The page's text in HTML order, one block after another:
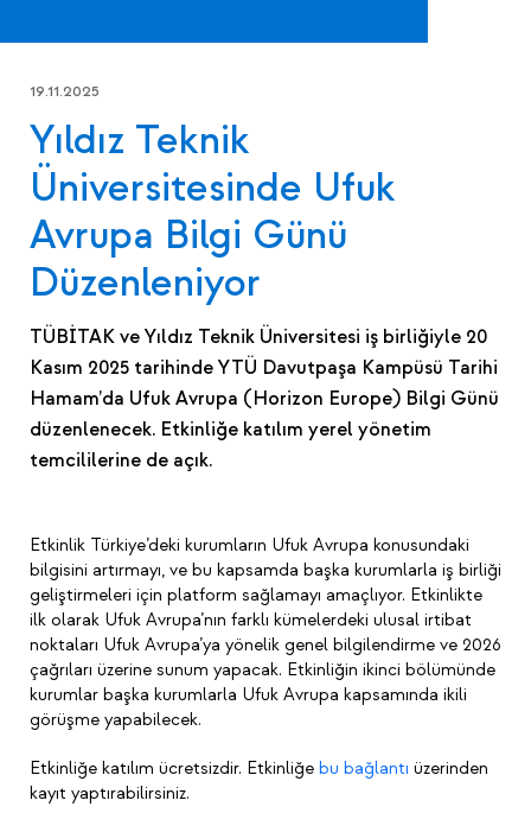
19.11.2025
Yıldız Teknik
Üniversitesinde Ufuk
Avrupa Bilgi Günü
Düzenleniyor
TÜBİTAK ve Yıldız Teknik Üniversitesi iş birliğiyle 20
Kasım 2025 tarihinde YTÜ Davutpaşa Kampüsü Tarihi
Hamam’da Ufuk Avrupa (Horizon Europe) Bilgi Günü
düzenlenecek. Etkinliğe katılım yerel yönetim
temcililerine de açık.
Etkinlik Türkiye’deki kurumların Ufuk Avrupa konusundaki
bilgisini artırmayı, ve bu kapsamda başka kurumlarla iş birliği
geliştirmeleri için platform sağlamayı amaçlıyor. Etkinlikte
ilk olarak Ufuk Avrupa’nın farklı kümelerdeki ulusal irtibat
noktaları Ufuk Avrupa’ya yönelik genel bilgilendirme ve 2026
çağrıları üzerine sunum yapacak. Etkinliğin ikinci bölümünde
kurumlar başka kurumlarla Ufuk Avrupa kapsamında ikili
görüşme yapabilecek.
Etkinliğe katılım ücretsizdir. Etkinliğe bu bağlantı üzerinden
kayıt yaptırabilirsiniz.